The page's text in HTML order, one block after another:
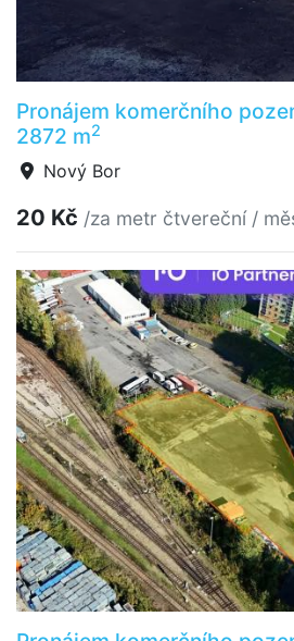
Pronájem komerčního
2872 m2
Nový Bor
20 Kč /za metr čtvereční /